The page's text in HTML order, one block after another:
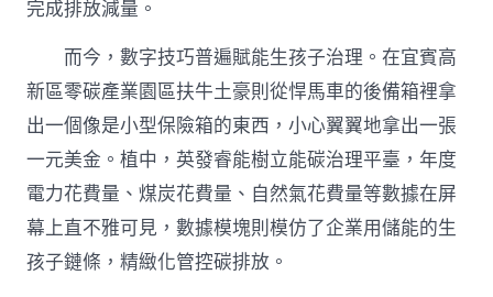
完成排放減量。
而今，數字技巧普遍賦能生孩子治理。在宜賓高
新區零碳產業園區扶牛土豪則從悍馬車的後備箱裡拿
出一個像是小型保險箱的東西，小心翼翼地拿出一張
一元美金。植中，英發睿能樹立能碳治理平臺，年度
電力花費量、煤炭花費量、自然氣花費量等數據在屏
幕上直不雅可見，數據模塊則模仿了企業用儲能的生
孩子鏈條，精緻化管控碳排放。